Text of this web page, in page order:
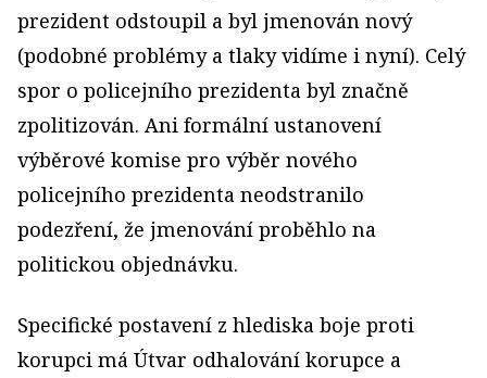
prezident odstoupil a byl jmenován nový
(podobné problémy a tlaky vidíme i nyní). Celý
spor o policejního prezidenta byl značně
zpolitizován. Ani formální ustanovení
výběrové komise pro výběr nového
policejního prezidenta neodstranilo
podezření, že jmenování proběhlo na
politickou objednávku.
Specifické postavení z hlediska boje proti
korupci má Útvar odhalování korupce a